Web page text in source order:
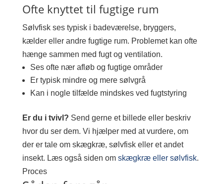
Ofte knyttet til fugtige rum
Sølvfisk ses typisk i badeværelse, bryggers,
kælder eller andre fugtige rum. Problemet kan ofte
hænge sammen med fugt og ventilation.
Ses ofte nær afløb og fugtige områder
Er typisk mindre og mere sølvgrå
Kan i nogle tilfælde mindskes ved fugtstyring
Er du i tvivl? Send gerne et billede eller beskriv
hvor du ser dem. Vi hjælper med at vurdere, om
der er tale om skægkræ, sølvfisk eller et andet
insekt. Læs også siden om skægkræ eller sølvfisk.
Proces